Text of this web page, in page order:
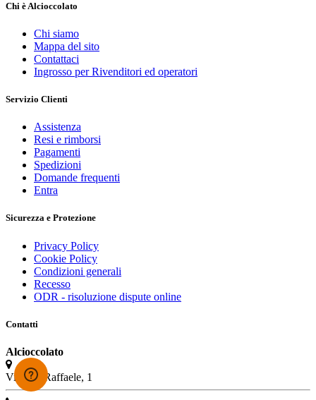
Chi è Alcioccolato
Chi siamo
Mappa del sito
Contattaci
Ingrosso per Rivenditori ed operatori
Servizio Clienti
Assistenza
Resi e rimborsi
Pagamenti
Spedizioni
Domande frequenti
Entra
Sicurezza e Protezione
Privacy Policy
Cookie Policy
Condizioni generali
Recesso
ODR - risoluzione dispute online
Contatti
Alcioccolato
Via San Raffaele, 1